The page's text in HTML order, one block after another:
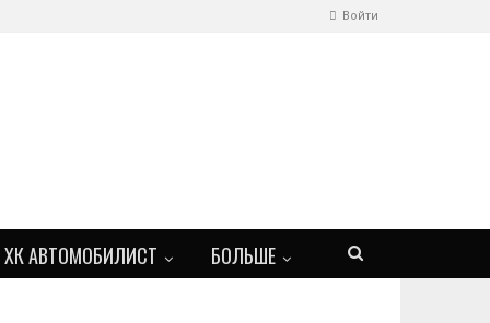
Войти
ХК АВТОМОБИЛИСТ БОЛЬШЕ